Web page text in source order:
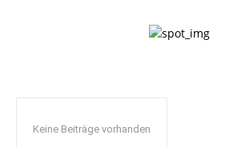
Keine Beiträge vorhanden